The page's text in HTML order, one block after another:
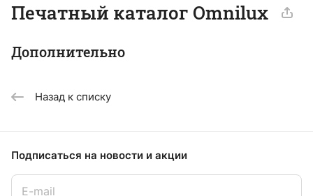
Печатный каталог Omnilux
Дополнительно
Назад к списку
Подписаться на новости и акции